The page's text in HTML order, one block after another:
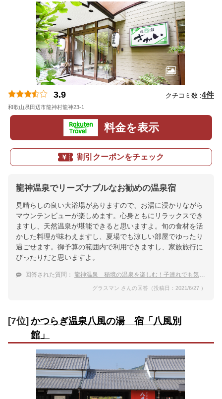
3.9 クチコミ数 :4件
和歌山県田辺市龍神村龍神23-1
料金を表示
割引クーポンをチェック
龍神温泉でリーズナブルなお勧めの温泉宿
見晴らしの良い大浴場がありますので、お湯に浸かりながら
マウンテンビューが楽しめます。心身ともにリラックスでき
ますし、天然温泉が堪能できると思いますよ。旬の食材を活
かした料理が味わえますし、夏場でも涼しい部屋でゆったり
過ごせます。御予算の範囲内で利用できますし、家族旅行に
ぴったりだと思いますよ。
回答された質問： 龍神温泉 秘境の温泉を楽しむ！子連れでも気軽に泊まれる宿
グラスマン さんの回答（投稿日：2021/6/27 ）
[7位] かつらぎ温泉八風の湯 宿「八風別
館」